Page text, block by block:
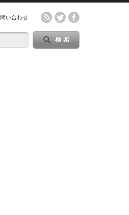
問い合わせ